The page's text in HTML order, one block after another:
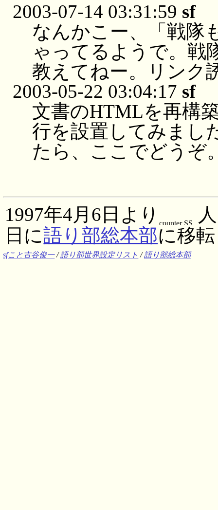
2003-07-14 03:31:59 sf
なんかこー、「戦隊
ゃってるようで。戦
教えてねー。リンク
2003-05-22 03:04:17 sf
文書のHTMLを再構
行を設置してみまし
たら、ここでどうぞ
1997年4月6日より
日に語り部総本部に移
sfこと古谷俊一/語り部世界設定リスト /語り部総本部